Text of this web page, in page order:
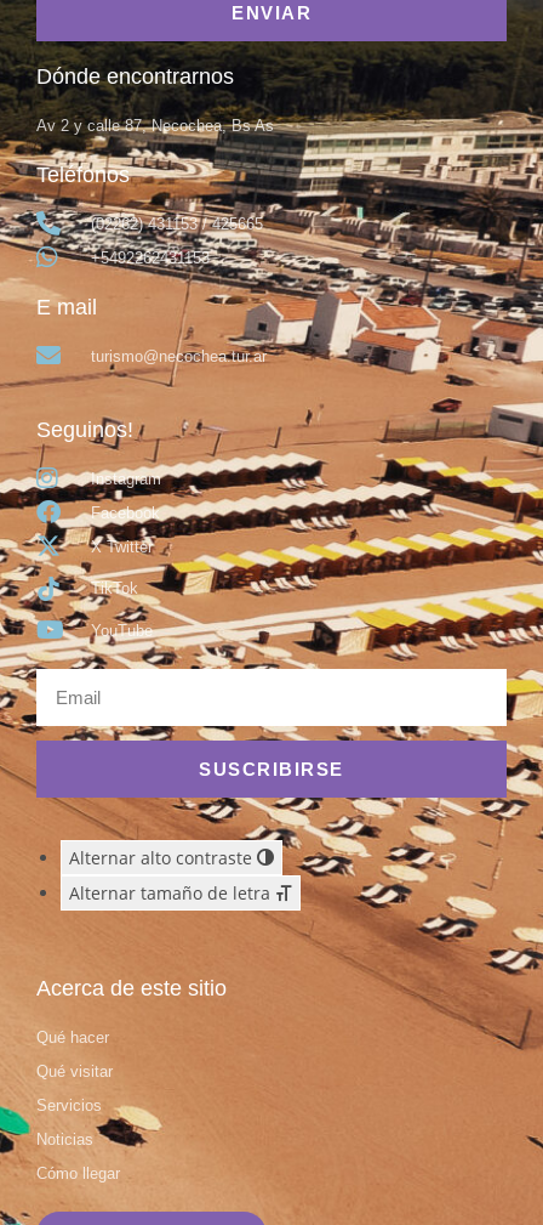
ENVIAR
Dónde encontrarnos
Av 2 y calle 87, Necochea, Bs As
Teléfonos
(02262) 431153 / 425665
+5492262431153
E mail
turismo@necochea.tur.ar
Seguinos!
Instagram
Facebook
X Twitter
TikTok
YouTube
SUSCRIBIRSE
Alternar alto contraste
Alternar tamaño de letra
Acerca de este sitio
Qué hacer
Qué visitar
Servicios
Noticias
Cómo llegar